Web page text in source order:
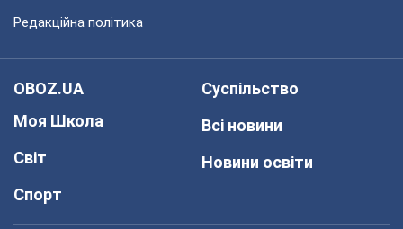
Редакційна політика
OBOZ.UA
Моя Школа
Світ
Спорт
Суспільство
Всі новини
Новини освіти